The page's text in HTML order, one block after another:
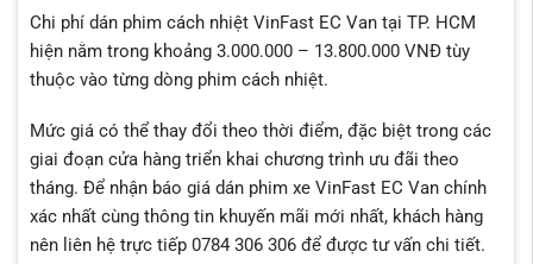
Chi phí dán phim cách nhiệt VinFast EC Van tại TP. HCM
hiện nằm trong khoảng 3.000.000 – 13.800.000 VNĐ tùy
thuộc vào từng dòng phim cách nhiệt.
Mức giá có thể thay đổi theo thời điểm, đặc biệt trong các
giai đoạn cửa hàng triển khai chương trình ưu đãi theo
tháng. Để nhận báo giá dán phim xe VinFast EC Van chính
xác nhất cùng thông tin khuyến mãi mới nhất, khách hàng
nên liên hệ trực tiếp 0784 306 306 để được tư vấn chi tiết.